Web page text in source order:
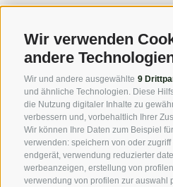
Wir verwenden
andere
Wir und andere ausgewählte 9
und ähnliche Technologien. Diese
die Nutzung digitaler Inhalte zu
verbessern und, vorbehaltlich Ihrer
Wir können Ihre Daten zum Beispiel
verwenden: speichern von oder
endgerät, verwendung reduzierter
werbeanzeigen, erstellung von
verwendung von profilen zur auswahl
Anreise nach Südtirol
Presse
Highlights & Veranstaltungen
Partner
Über uns
VPS-Verband der